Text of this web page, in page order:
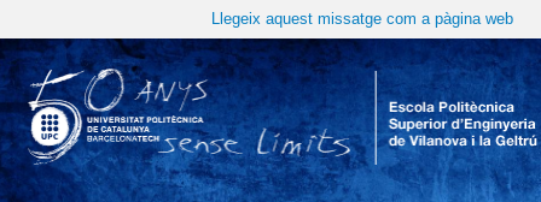
Llegeix aquest missatge com a pàgina web